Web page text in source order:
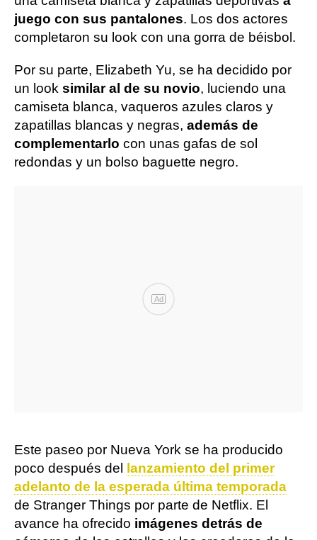
juego con sus pantalones. Los dos actores
completaron su look con una gorra de béisbol.
Por su parte, Elizabeth Yu, se ha decidido por
un look similar al de su novio, luciendo una
camiseta blanca, vaqueros azules claros y
zapatillas blancas y negras, además de
complementarlo con unas gafas de sol
redondas y un bolso baguette negro.
Ad
Este paseo por Nueva York se ha producido
poco después del
lanzamiento del primer
adelanto de la esperada última temporada
de Stranger Things por parte de Netflix. El
avance ha ofrecido imágenes detrás de